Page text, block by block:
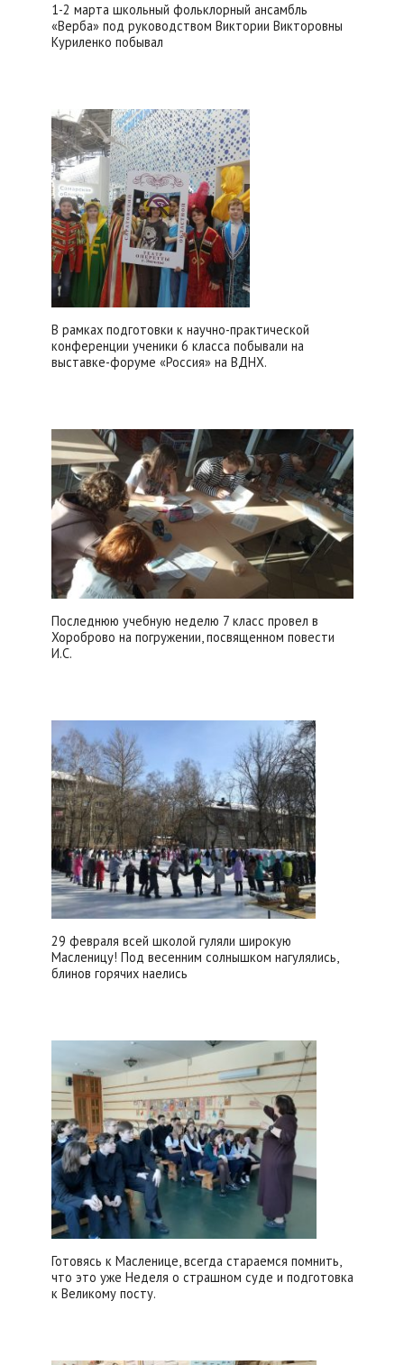
1-2 марта школьный фольклорный ансамбль
«Верба» под руководством Виктории Викторовны
Куриленко побывал
В рамках подготовки к научно-практической
конференции ученики 6 класса побывали на
выставке-форуме «Россия» на ВДНХ.
Последнюю учебную неделю 7 класс провел в
Хороброво на погружении, посвященном повести
И.С.
29 февраля всей школой гуляли широкую
Масленицу! Под весенним солнышком нагулялись,
блинов горячих наелись
Готовясь к Масленице, всегда стараемся помнить,
что это уже Неделя о страшном суде и подготовка
к Великому посту.